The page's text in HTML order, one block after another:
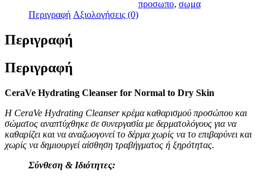
προσωπο, σωμα
Περιγραφή Αξιολογήσεις (0)
Περιγραφή
Περιγραφή
CeraVe Hydrating Cleanser for Normal to Dry Skin
Η CeraVe Hydrating Cleanser κρέμα καθαρισμού προσώπου και
σώματος αναπτύχθηκε σε συνεργασία με δερματολόγους για να
καθαρίζει και να αναζωογονεί το δέρμα χωρίς να το επιβαρύνει και
χωρίς να δημιουργεί αίσθηση τραβήγματος ή ξηρότητας.
Σύνθεση & Ιδιότητες: